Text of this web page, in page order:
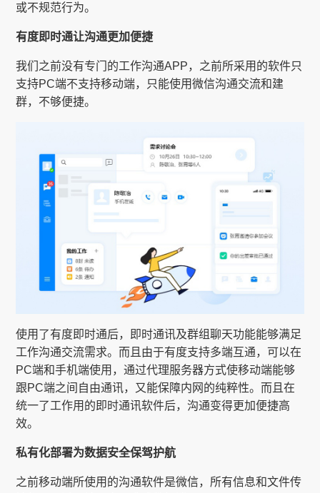
或不规范行为。
有度即时通让沟通更加便捷
我们之前没有专门的工作沟通APP，之前所采用的软件只
支持PC端不支持移动端，只能使用微信沟通交流和建
群，不够便捷。
使用了有度即时通后，即时通讯及群组聊天功能能够满足
工作沟通交流需求。而且由于有度支持多端互通，可以在
PC端和手机端使用，通过代理服务器方式使移动端能够
跟PC端之间自由通讯，又能保障内网的纯粹性。而且在
统一了工作用的即时通讯软件后，沟通变得更加便捷高
效。
私有化部署为数据安全保驾护航
之前移动端所使用的沟通软件是微信，所有信息和文件传